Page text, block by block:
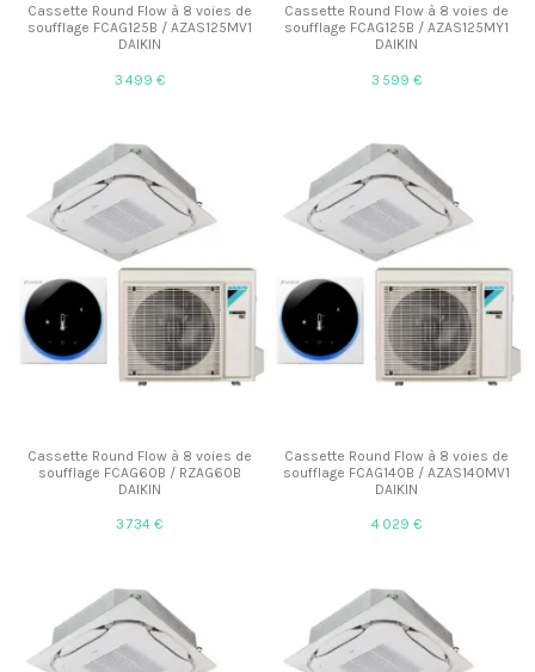
Cassette Round Flow à 8 voies de
soufflage FCAG125B / AZAS125MV1
DAIKIN
3 499 €
Cassette Round Flow à 8 voies de
soufflage FCAG125B / AZAS125MY1
DAIKIN
3 599 €
Cassette Round Flow à 8 voies de
soufflage FCAG60B / RZAG60B
DAIKIN
3 734 €
Cassette Round Flow à 8 voies de
soufflage FCAG140B / AZAS140MV1
DAIKIN
4 029 €